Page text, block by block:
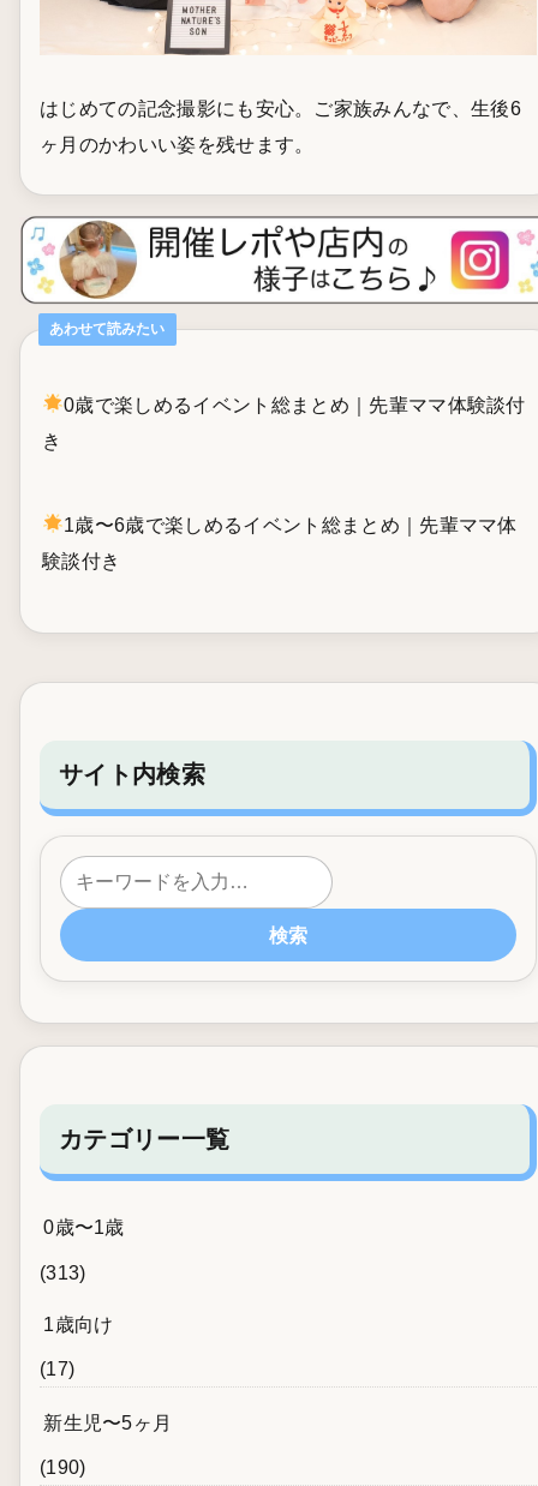
はじめての記念撮影にも安心。ご家族みんなで、生後6
ヶ月のかわいい姿を残せます。
あわせて読みたい
0歳で楽しめるイベント総まとめ｜先輩ママ体験談付
き
1歳〜6歳で楽しめるイベント総まとめ｜先輩ママ体
験談付き
サイト内検索
検索
カテゴリー一覧
0歳〜1歳
(313)
1歳向け
(17)
新生児〜5ヶ月
(190)